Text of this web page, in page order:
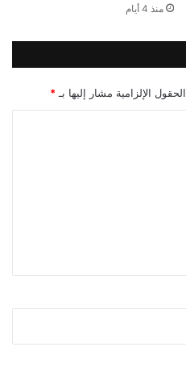
منذ 4 أيام
الحقول الإلزامية مشار إليها بـ *